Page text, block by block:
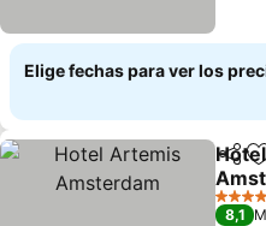
Elige fechas para ver los
4
8,1